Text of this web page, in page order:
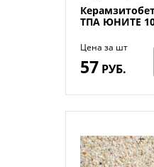
ТПА ЮНИТЕ
Цена за шт
57 РУБ.